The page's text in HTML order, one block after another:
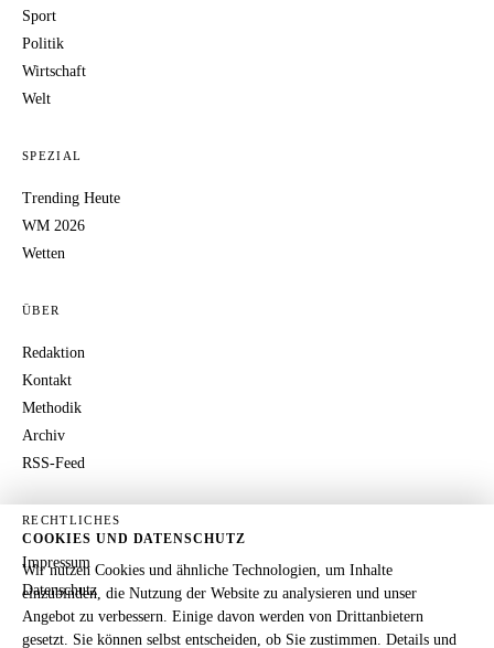
Sport
Politik
Wirtschaft
Welt
SPEZIAL
Trending Heute
WM 2026
Wetten
ÜBER
Redaktion
Kontakt
Methodik
Archiv
RSS-Feed
RECHTLICHES
Impressum
Datenschutz
COOKIES UND DATENSCHUTZ
Wir nutzen Cookies und ähnliche Technologien, um Inhalte
einzubinden, die Nutzung der Website zu analysieren und unser
Angebot zu verbessern. Einige davon werden von Drittanbietern
gesetzt. Sie können selbst entscheiden, ob Sie zustimmen. Details und